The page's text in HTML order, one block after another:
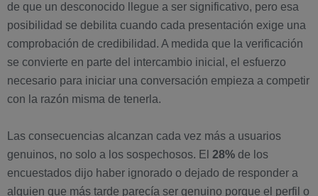
de que un desconocido llegue a ser significativo, pero esa
posibilidad se debilita cuando cada presentación exige una
comprobación de credibilidad. A medida que la verificación
se convierte en parte del intercambio inicial, el esfuerzo
necesario para iniciar una conversación empieza a competir
con la razón misma de tenerla.
Las consecuencias alcanzan cada vez más a usuarios
genuinos, no solo a los sospechosos. El 28% de los
encuestados dijo haber ignorado o dejado de responder a
alguien que más tarde parecía ser genuino porque el perfil o